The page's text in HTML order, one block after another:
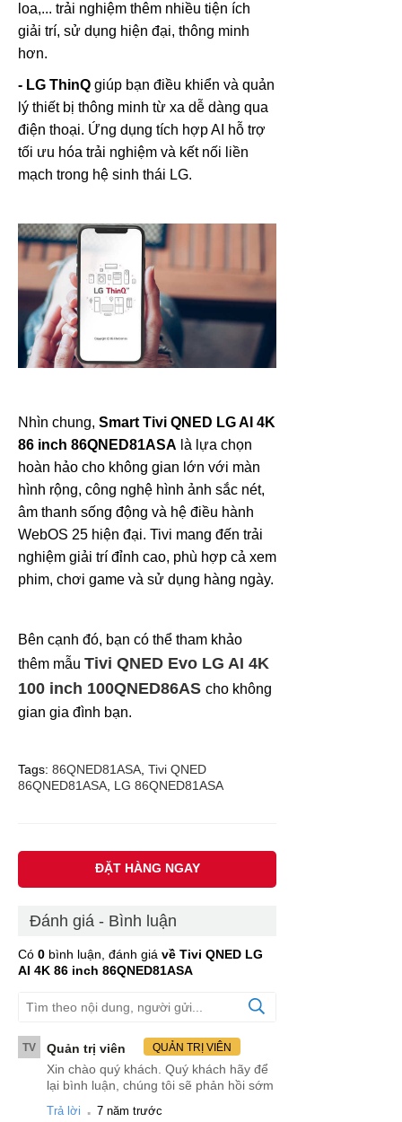
loa,... trải nghiệm thêm nhiều tiện ích
giải trí, sử dụng hiện đại, thông minh
hơn.
- LG ThinQ giúp bạn điều khiển và quản
lý thiết bị thông minh từ xa dễ dàng qua
điện thoại. Ứng dụng tích hợp AI hỗ trợ
tối ưu hóa trải nghiệm và kết nối liền
mạch trong hệ sinh thái LG.
Nhìn chung, Smart Tivi QNED LG AI 4K
86 inch 86QNED81ASA là lựa chọn
hoàn hảo cho không gian lớn với màn
hình rộng, công nghệ hình ảnh sắc nét,
âm thanh sống động và hệ điều hành
WebOS 25 hiện đại. Tivi mang đến trải
nghiệm giải trí đỉnh cao, phù hợp cả xem
phim, chơi game và sử dụng hàng ngày.
Bên cạnh đó, bạn có thể tham khảo
thêm mẫu Tivi QNED Evo LG AI 4K
100 inch 100QNED86AS cho không
gian gia đình bạn.
Tags: 86QNED81ASA Tivi QNED
86QNED81ASA LG 86QNED81ASA
ĐẶT HÀNG NGAY
Đánh giá - Bình luận
Có 0 bình luận, đánh giá về Tivi QNED LG
AI 4K 86 inch 86QNED81ASA
TV Quản trị viên QUẢN TRỊ VIÊN
Xin chào quý khách. Quý khách hãy để
lại bình luận, chúng tôi sẽ phản hồi sớm
Trả lời . 7 năm trước